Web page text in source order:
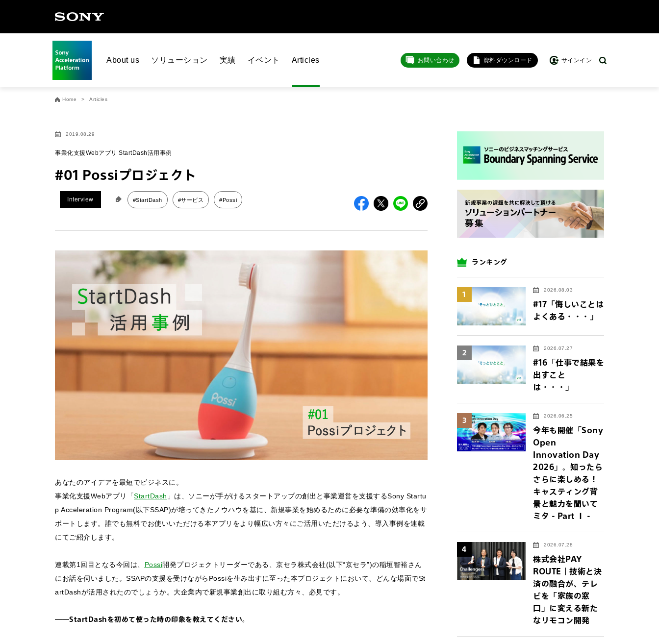
About us ソリューション 実績 イベント Articles お問い合わせ 資料ダウンロード サインイン
Home Articles
2019.08.29
事業化支援Webアプリ StartDash活用事例
#01 Possiプロジェクト
Interview #StartDash #サービス #Possi
あなたのアイデアを最短でビジネスに。
事業化支援Webアプリ「StartDash 」は、ソニーが手がけるスタートアップの創出と事業運営を支援するSony Startu
p Acceleration Program(以下SSAP)が培ってきたノウハウを基に、新規事業を始めるために必要な準備の効率化をサ
ポートします。誰でも無料でお使いいただける本アプリをより幅広い方々にご活用いただけるよう、導入事例を連載
にてご紹介します。
連載第1回目となる今回は、 Possi開発プロジェクトリーダーである、京セラ株式会社(以下“京セラ”)の稲垣智裕さん
にお話を伺いました。SSAPの支援を受けながらPossiを生み出すに至った本プロジェクトにおいて、どんな場面でSt
artDashが活用されたのでしょうか。大企業内で新規事業創出に取り組む方々、必見です。
――StartDashを初めて使った時の印象を教えてください。
ランキング
1 2026.08.03
#17「悔しいことは
よくある・・・」
2 2026.07.27
#16「仕事で結果を
出すこと
は・・・」
3 2026.06.25
今年も開催「Sony
Open
Innovation Day
2026」。知ったら
さらに楽しめる！
キャスティング背
景と魅力を聞いて
ミタ - Part Ⅰ -
4 2026.07.28
株式会社PAY
ROUTE｜技術と決
済の融合が、テレ
ビを「家族の窓
口」に変える新た
なリモコン開発